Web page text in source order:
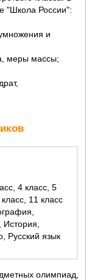
"Школа России":
и
меры массы;
11 класс
История,
Русский язык
олимпиад,